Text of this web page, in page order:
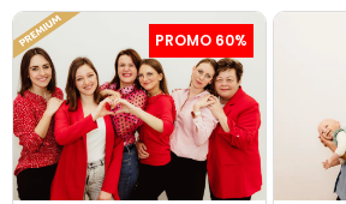
PROMO 60%